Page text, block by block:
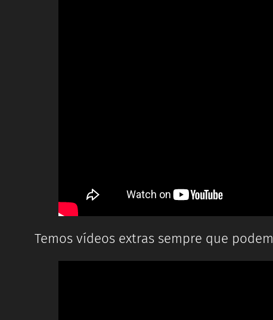
Temos vídeos extras sempre que